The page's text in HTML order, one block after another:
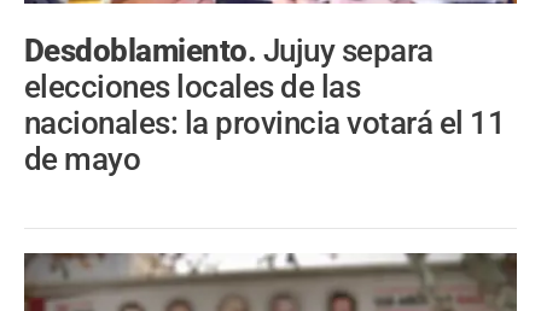
Desdoblamiento. Jujuy separa
elecciones locales de las
nacionales: la provincia votará el 11
de mayo